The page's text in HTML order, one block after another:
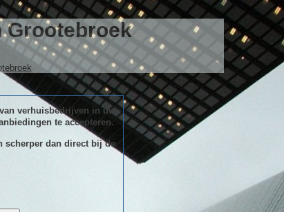
Grootebroek
van verhuisbedrijven in uw
te accepteren.
scherper dan direct bij de